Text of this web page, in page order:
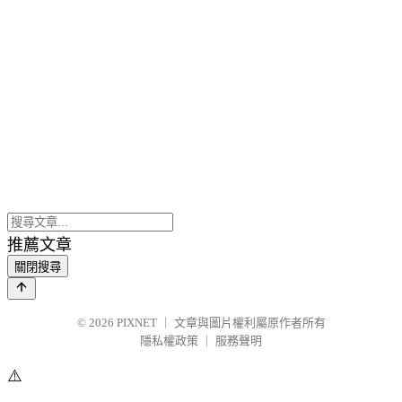
推薦文章
關閉搜尋
© 2026 PIXNET
文章與圖片權利屬原作者所有
隱私權政策
服務聲明
⚠️